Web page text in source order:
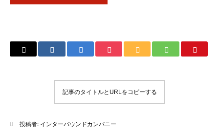
記事のタイトルとURLをコピーする
投稿者: インターバウンドカンパニー